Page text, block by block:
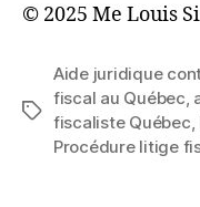
© 2025 Me Louis
Étiquettes
Aide juridique
fiscal au Québec
fiscaliste Québec
Procédure litige